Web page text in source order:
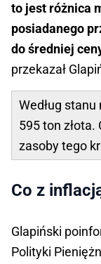
to jest różnica
posiadanego
do średniej
przekazał
Według
595 ton
zasoby tego
Co z
Glapiński
Polityki